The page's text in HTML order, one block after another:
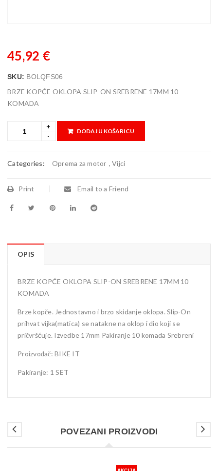
45,92 €
SKU: BOLQFS06
BRZE KOPĆE OKLOPA SLIP-ON SREBRENE 17MM 10
KOMADA
DODAJ U KOŠARICU
Categories: Oprema za motor , Vijci
Print Email to a Friend
OPIS
BRZE KOPĆE OKLOPA SLIP-ON SREBRENE 17MM 10
KOMADA
Brze kopče. Jednostavno i brzo skidanje oklopa. Slip-On
prihvat vijka(matica) se natakne na oklop i dio koji se
pričvršćuje. Izvedbe 17mm Pakiranje 10 komada Srebreni
Proizvođač: BIKE IT
Pakiranje: 1 SET
POVEZANI PROIZVODI